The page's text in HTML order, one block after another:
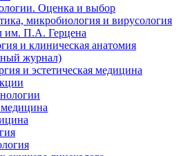
Оценка и выбор
микробиология и вирусология
им. П.А. Герцена
и клиническая анатомия
журнал)
и эстетическая медицина